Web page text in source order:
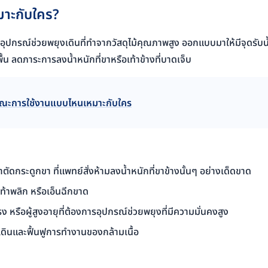
ะกับใคร?
กรณ์ช่วยพยุงเดินที่ทำจากวัสดุไม้คุณภาพสูง ออกแบบมาให้มีจุดรับ
ลดภาระการลงน้ำหนักที่ขาหรือเท้าข้างที่บาดเจ็บ
การใช้งานแบบไหนเหมาะกับใคร
ตัดกระดูกขา ที่แพทย์สั่งห้ามลงน้ำหนักที่ขาข้างนั้นๆ อย่างเด็ดขาด
าพลิก หรือเอ็นฉีกขาด
ง หรือผู้สูงอายุที่ต้องการอุปกรณ์ช่วยพยุงที่มีความมั่นคงสูง
นและฟื้นฟูการทำงานของกล้ามเนื้อ